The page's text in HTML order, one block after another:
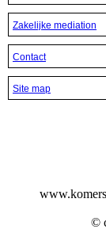
Zakelijke mediation
Contact
Site map
©